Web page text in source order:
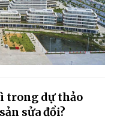
trong dự thảo
sửa đổi?